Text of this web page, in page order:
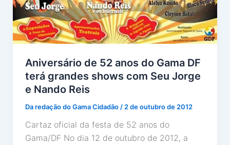
Aniversário de 52 anos do Gama DF
terá grandes shows com Seu Jorge
e Nando Reis
Da redação do Gama Cidadão / 2 de outubro de 2012
Cartaz oficial da festa de 52 anos do
Gama/DF No dia 12 de outubro de 2012, a